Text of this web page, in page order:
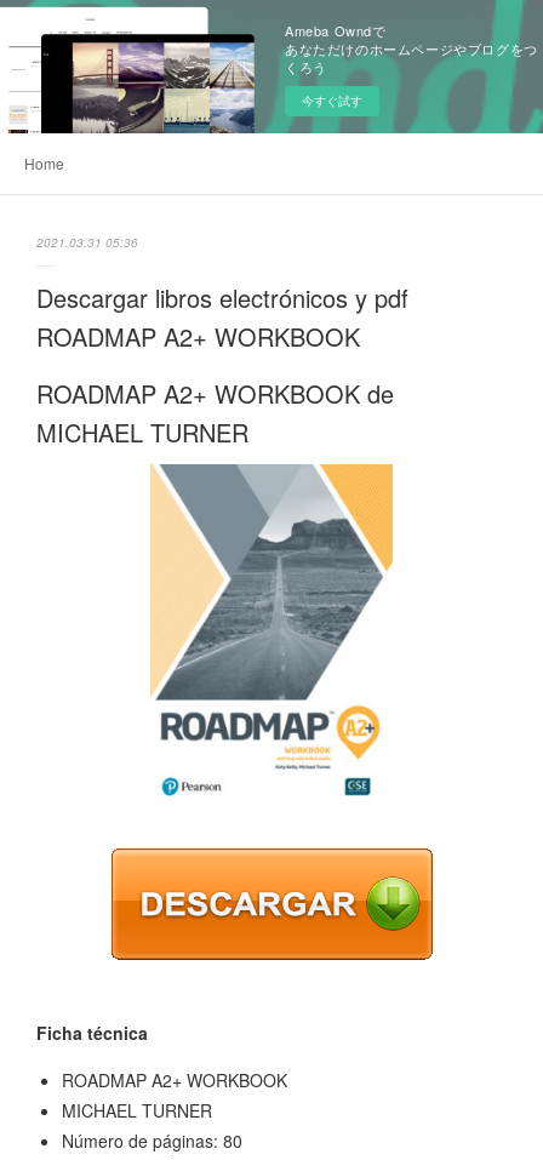
Ameba Owndで
あなただけのホームページやブログをつ
くろう
今すぐ試す
Home
2021.03.31 05:36
Descargar libros electrónicos y pdf
ROADMAP A2+ WORKBOOK
ROADMAP A2+ WORKBOOK de
MICHAEL TURNER
Ficha técnica
ROADMAP A2+ WORKBOOK
MICHAEL TURNER
Número de páginas: 80